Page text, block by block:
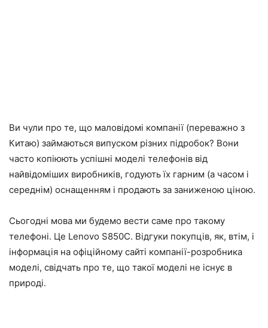
Ви чули про те, що маловідомі компанії (переважно з
Китаю) займаються випуском різних підробок? Вони
часто копіюють успішні моделі телефонів від
найвідоміших виробників, годують їх гарним (а часом і
середнім) оснащенням і продають за заниженою ціною.
Сьогодні мова ми будемо вести саме про такому
телефоні. Це Lenovo S850C. Відгуки покупців, як, втім, і
інформація на офіційному сайті компанії-розробника
моделі, свідчать про те, що такої моделі не існує в
природі.